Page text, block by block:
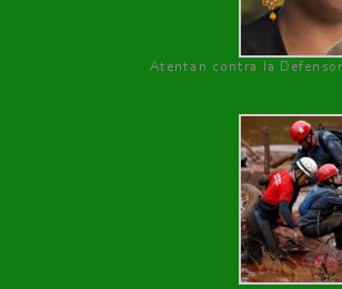
Atentan contra la